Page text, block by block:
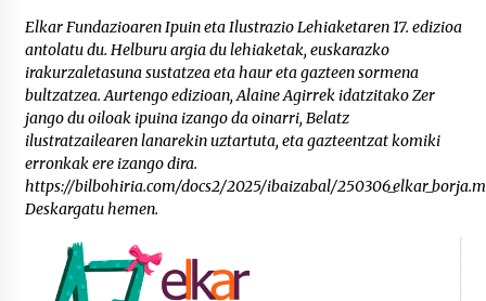
Elkar Fundazioaren Ipuin eta Ilustrazio Lehiaketaren 17. edizioa
antolatu du. Helburu argia du lehiaketak, euskarazko
irakurzaletasuna sustatzea eta haur eta gazteen sormena
bultzatzea. Aurtengo edizioan, Alaine Agirrek idatzitako Zer
jango du oiloak ipuina izango da oinarri, Belatz
ilustratzailearen lanarekin uztartuta, eta gazteentzat komiki
erronkak ere izango dira.
https://bilbohiria.com/docs2/2025/ibaizabal/
Deskargatu hemen.